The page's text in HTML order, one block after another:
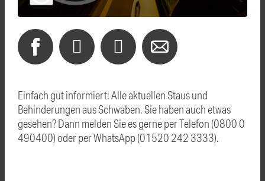
Einfach gut informiert: Alle aktuellen Staus und
Behinderungen aus Schwaben. Sie haben auch etwas
gesehen? Dann melden Sie es gerne per Telefon (0800 0
490400) oder per WhatsApp (01520 242 3333).